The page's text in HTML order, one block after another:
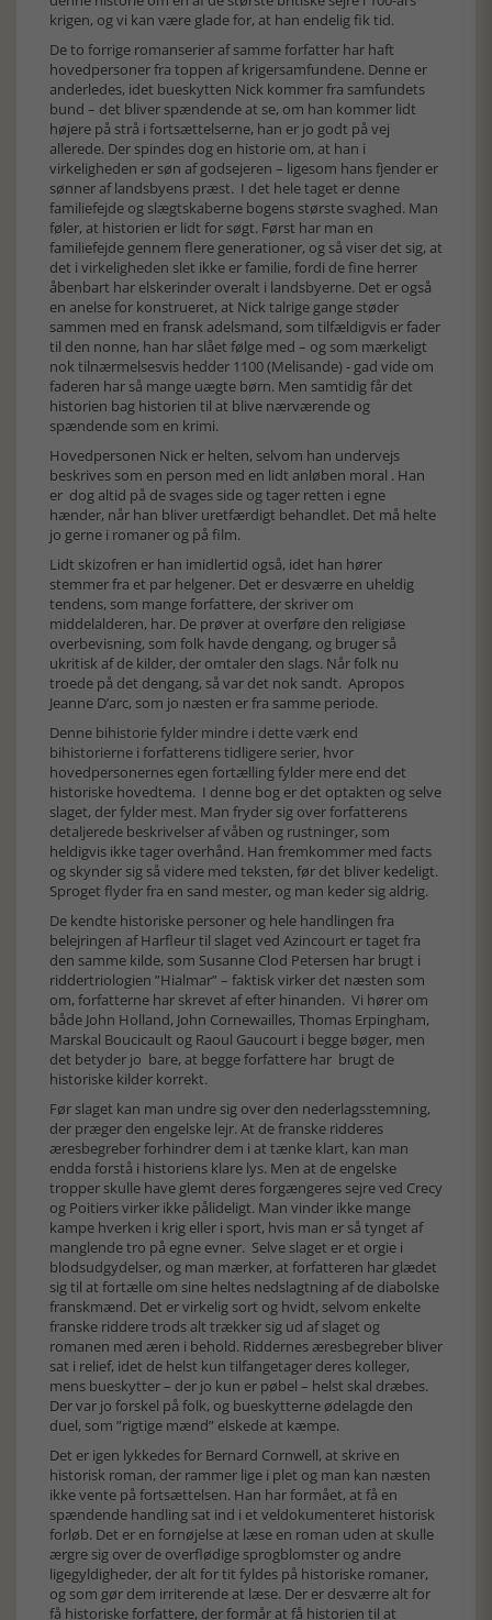
krigen, og vi kan være glade for, at han endelig fik tid.
De to forrige romanserier af samme forfatter har haft
hovedpersoner fra toppen af krigersamfundene. Denne er
anderledes, idet bueskytten Nick kommer fra samfundets
bund – det bliver spændende at se, om han kommer lidt
højere på strå i fortsættelserne, han er jo godt på vej
allerede. Der spindes dog en historie om, at han i
virkeligheden er søn af godsejeren – ligesom hans fjender er
sønner af landsbyens præst. I det hele taget er denne
familiefejde og slægtskaberne bogens største svaghed. Man
føler, at historien er lidt for søgt. Først har man en
familiefejde gennem flere generationer, og så viser det sig, at
det i virkeligheden slet ikke er familie, fordi de fine herrer
åbenbart har elskerinder overalt i landsbyerne. Det er også
en anelse for konstrueret, at Nick talrige gange støder
sammen med en fransk adelsmand, som tilfældigvis er fader
til den nonne, han har slået følge med – og som mærkeligt
nok tilnærmelsesvis hedder 1100 (Melisande) - gad vide om
faderen har så mange uægte børn. Men samtidig får det
historien bag historien til at blive nærværende og
spændende som en krimi.
Hovedpersonen Nick er helten, selvom han undervejs
beskrives som en person med en lidt anløben moral . Han
er dog altid på de svages side og tager retten i egne
hænder, når han bliver uretfærdigt behandlet. Det må helte
jo gerne i romaner og på film.
Lidt skizofren er han imidlertid også, idet han hører
stemmer fra et par helgener. Det er desværre en uheldig
tendens, som mange forfattere, der skriver om
middelalderen, har. De prøver at overføre den religiøse
overbevisning, som folk havde dengang, og bruger så
ukritisk af de kilder, der omtaler den slags. Når folk nu
troede på det dengang, så var det nok sandt. Apropos
Jeanne D’arc, som jo næsten er fra samme periode.
Denne bihistorie fylder mindre i dette værk end
bihistorierne i forfatterens tidligere serier, hvor
hovedpersonernes egen fortælling fylder mere end det
historiske hovedtema. I denne bog er det optakten og selve
slaget, der fylder mest. Man fryder sig over forfatterens
detaljerede beskrivelser af våben og rustninger, som
heldigvis ikke tager overhånd. Han fremkommer med facts
og skynder sig så videre med teksten, før det bliver kedeligt.
Sproget flyder fra en sand mester, og man keder sig aldrig.
De kendte historiske personer og hele handlingen fra
belejringen af Harfleur til slaget ved Azincourt er taget fra
den samme kilde, som Susanne Clod Petersen har brugt i
riddertriologien ”Hialmar” – faktisk virker det næsten som
om, forfatterne har skrevet af efter hinanden. Vi hører om
både John Holland, John Cornewailles, Thomas Erpingham,
Marskal Boucicault og Raoul Gaucourt i begge bøger, men
det betyder jo bare, at begge forfattere har brugt de
historiske kilder korrekt.
Før slaget kan man undre sig over den nederlagsstemning,
der præger den engelske lejr. At de franske ridderes
æresbegreber forhindrer dem i at tænke klart, kan man
endda forstå i historiens klare lys. Men at de engelske
tropper skulle have glemt deres forgængeres sejre ved Crecy
og Poitiers virker ikke pålideligt. Man vinder ikke mange
kampe hverken i krig eller i sport, hvis man er så tynget af
manglende tro på egne evner. Selve slaget er et orgie i
blodsudgydelser, og man mærker, at forfatteren har glædet
sig til at fortælle om sine heltes nedslagtning af de diabolske
franskmænd. Det er virkelig sort og hvidt, selvom enkelte
franske riddere trods alt trækker sig ud af slaget og
romanen med æren i behold. Riddernes æresbegreber bliver
sat i relief, idet de helst kun tilfangetager deres kolleger,
mens bueskytter – der jo kun er pøbel – helst skal dræbes.
Der var jo forskel på folk, og bueskytterne ødelagde den
duel, som ”rigtige mænd” elskede at kæmpe.
Det er igen lykkedes for Bernard Cornwell, at skrive en
historisk roman, der rammer lige i plet og man kan næsten
ikke vente på fortsættelsen. Han har formået, at få en
spændende handling sat ind i et veldokumenteret historisk
forløb. Det er en fornøjelse at læse en roman uden at skulle
ærgre sig over de overflødige sprogblomster og andre
ligegyldigheder, der alt for tit fyldes på historiske romaner,
og som gør dem irriterende at læse. Der er desværre alt for
få historiske forfattere, der formår at få historien til at